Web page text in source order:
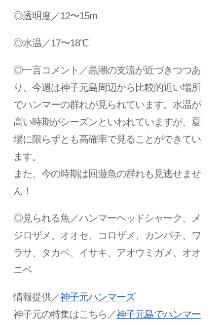
◎透明度／12〜15m
◎水温／17〜18℃
◎一言コメント／黒潮の支流が近づきつつあ
り、今週は神子元島周辺から比較的近い場所
でハンマーの群れが見られています。水温が
高い時期がシーズンといわれていますが、夏
場に限らずとも高確率で見ることができてい
ます。
また、今の時期は回遊魚の群れも見逃せませ
ん！
◎見られる魚／ハンマーヘッドシャーク、メ
ジロザメ、オオセ、コロザメ、カンパチ、ワ
ラサ、タカベ、イサキ、アオウミガメ、オオ
ニベ
情報提供／神子元ハンマーズ
神子元の特集はこちら／神子元島でハンマー